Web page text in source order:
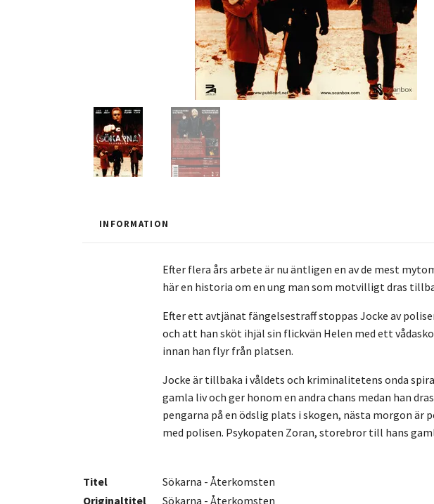
INFORMATION
Efter flera års arbete är nu äntligen en av de mest
här en historia om en ung man som motvilligt dras
Efter ett avtjänat fängelsestraff stoppas Jocke av
och att han sköt ihjäl sin flickvän Helen med ett
innan han flyr från platsen.
Jocke är tillbaka i våldets och kriminalitetens onda
gamla liv och ger honom en andra chans medan han
pengarna på en ödslig plats i skogen, nästa morgon
med polisen. Psykopaten Zoran, storebror till hans
Titel
Sökarna - Återkomsten
Originaltitel
Sökarna - Återkomsten